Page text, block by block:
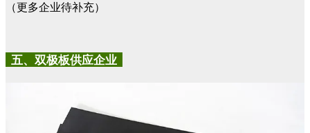
（更多企业待补充）
五、双极板供应企业